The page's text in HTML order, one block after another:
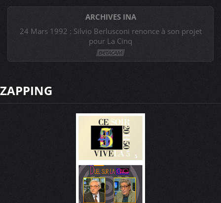
ARCHIVES INA
24 Mars 1992 : Silvio Berlusconi renonce à son projet
pour La Cinq
ZAPPING